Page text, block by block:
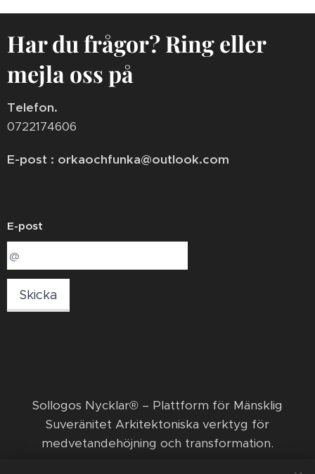
Har du frågor? Ring eller
mejla oss på
Telefon.
0722174606
E-post : orkaochfunka@outlook.com
E-post
Skicka
​Sollogos Nycklar® – Plattform för Mänsklig
Suveränitet Arkitektoniska verktyg för
medvetandehöjning och transformation. ​